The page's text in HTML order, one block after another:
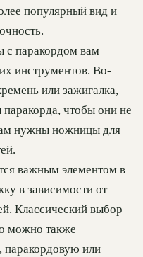
популярный вид и
с паракордом вам
инструментов. Во-
или зажигалка,
чтобы они не
нужны ножницы для
важным элементом в
в зависимости от
Классический выбор —
можно также
паракордовую или